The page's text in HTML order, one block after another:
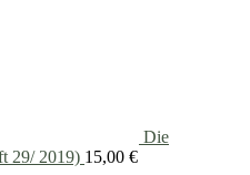
Die
29/ 2019) 15,00 €